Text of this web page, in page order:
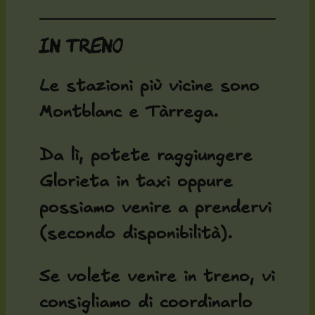
In treno
Le stazioni più vicine sono
Montblanc e Tàrrega.
Da lì, potete raggiungere
Glorieta in taxi oppure
possiamo venire a prendervi
(secondo disponibilità).
Se volete venire in treno, vi
consigliamo di coordinarlo